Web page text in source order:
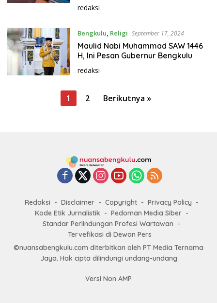
redaksi
Bengkulu, Religi September 17, 2024
Maulid Nabi Muhammad SAW 1446
H, Ini Pesan Gubernur Bengkulu
redaksi
1 2 Berikutnya »
Redaksi Disclaimer Copyright
Privacy Policy
Kode Etik Jurnalistik
Pedoman Media Siber
Standar Perlindungan Profesi Wartawan
Tervefikasi di Dewan Pers
©nuansabengkulu.com diterbitkan oleh PT Media Ternama
Jaya. Hak cipta dilindungi undang-undang
Versi Non AMP